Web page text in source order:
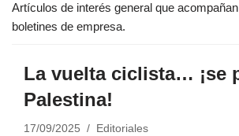
Artículos de interés general que
boletines de empresa.
La vuelta ciclista… ¡se
Palestina!
17/09/2025 Editoriales